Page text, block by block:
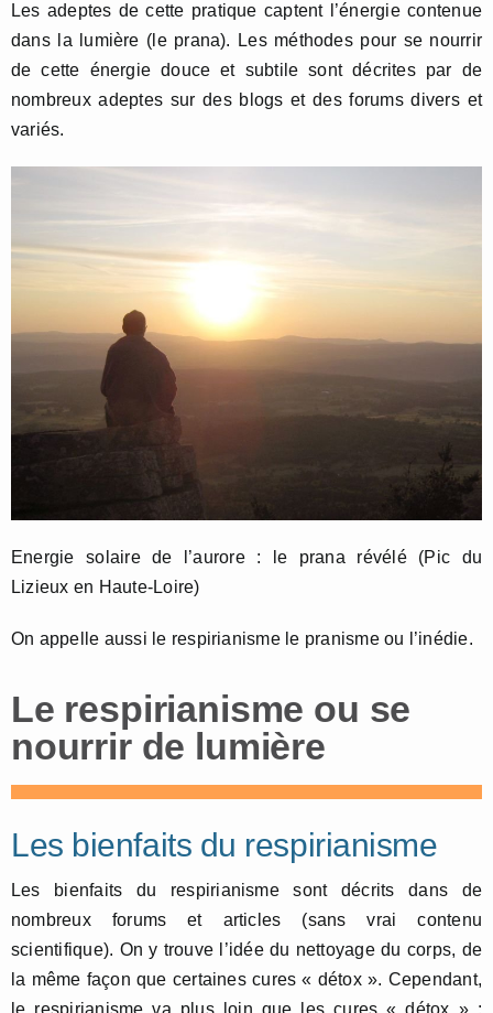
Les adeptes de cette pratique captent l’énergie contenue
dans la lumière (le prana). Les méthodes pour se nourrir
de cette énergie douce et subtile sont décrites par de
nombreux adeptes sur des blogs et des forums divers et
variés.
Energie solaire de l’aurore : le prana révélé (Pic du
Lizieux en Haute-Loire)
On appelle aussi le respirianisme le pranisme ou l’inédie.
Le respirianisme ou se
nourrir de lumière
Les bienfaits du respirianisme
Les bienfaits du respirianisme sont décrits dans de
nombreux forums et articles (sans vrai contenu
scientifique). On y trouve l’idée du nettoyage du corps, de
la même façon que certaines cures « détox ». Cependant,
le respirianisme va plus loin que les cures « détox » :